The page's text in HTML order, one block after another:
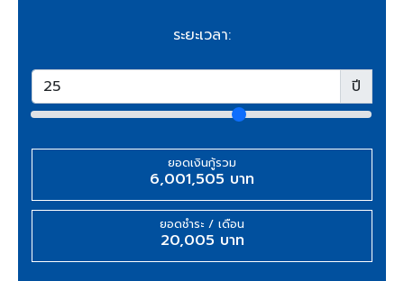
ระยะเวลา:
ปี
ยอดเงินกู้รวม
6,001,505 บาท
ยอดชำระ / เดือน
20,005 บาท